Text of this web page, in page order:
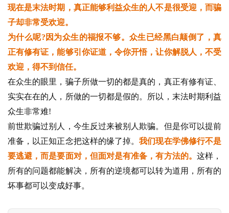
免
责
声
明
现在是末法时期，真正能够利益众生的人不是很受迎，而骗
子却非常受欢迎。
为什么呢?因为众生的福报不够。众生已经黑白颠倒了，真
正有修有证，能够引你证道，令你开悟，让你解脱人，不受
欢迎，得不到信任。
在众生的眼里，骗子所做一切的都是真的，真正有修有证、
实实在在的人，所做的一切都是假的。所以，末法时期利益
众生非常难!
前世欺骗过别人，今生反过来被别人欺骗。但是你可以提前
准备，以正知正念把这样的缘了掉。我们现在学佛修行不是
要逃避，而是要面对，但面对是有准备，有方法的。 这样，
所有的问题都能解决，所有的逆境都可以转为道用，所有的
坏事都可以变成好事。